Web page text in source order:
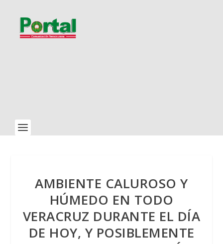
AMBIENTE CALUROSO Y
HÚMEDO EN TODO
VERACRUZ DURANTE EL DÍA
DE HOY, Y POSIBLEMENTE